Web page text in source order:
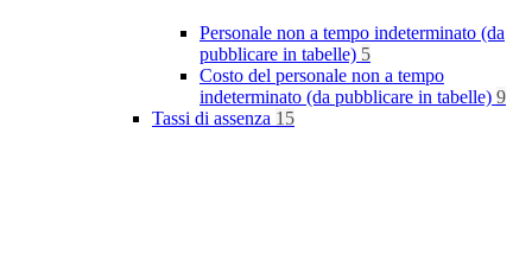
Personale non a tempo indeterminato (da
pubblicare in tabelle) 5
Costo del personale non a tempo
indeterminato (da pubblicare in tabelle) 9
Tassi di assenza 15